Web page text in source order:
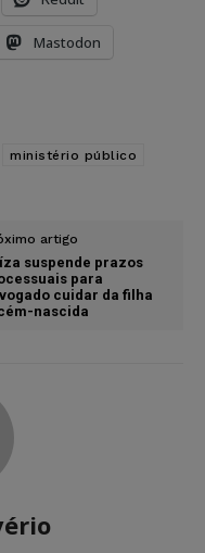
Mastodon
ministério público
artigo
suspende prazos
para
cuidar da filha
nascida